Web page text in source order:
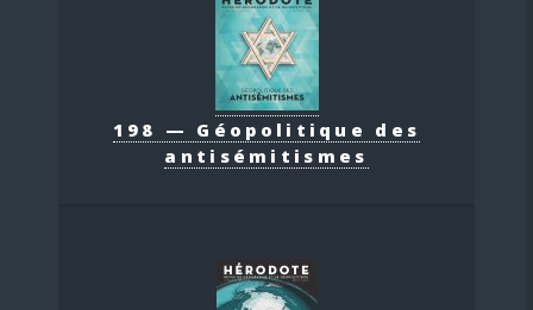
198 — Géopolitique des
antisémitismes